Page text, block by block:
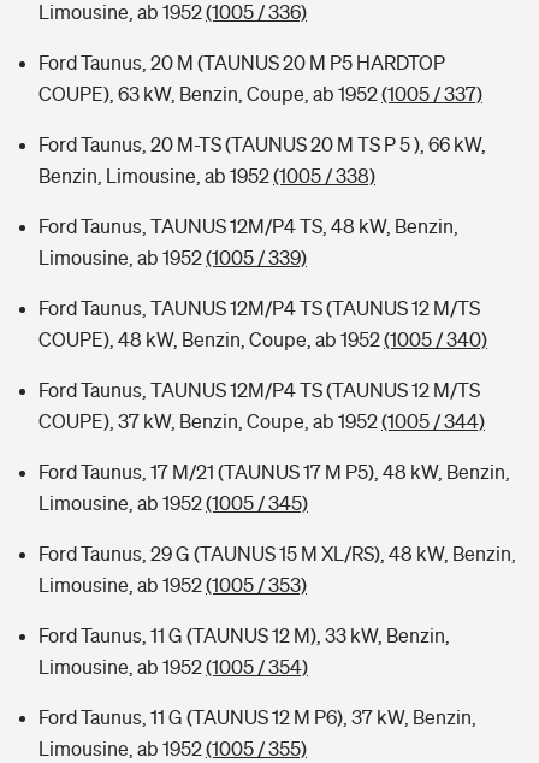
Limousine, ab 1952(1005 / 336)
Ford Taunus, 20 M (TAUNUS 20 M P5 HARDTOP
COUPE), 63 kW, Benzin, Coupe, ab 1952(1005 / 337)
Ford Taunus, 20 M-TS (TAUNUS 20 M TS P 5 ), 66 kW,
Benzin, Limousine, ab 1952(1005 / 338)
Ford Taunus, TAUNUS 12M/P4 TS, 48 kW, Benzin,
Limousine, ab 1952(1005 / 339)
Ford Taunus, TAUNUS 12M/P4 TS (TAUNUS 12 M/TS
COUPE), 48 kW, Benzin, Coupe, ab 1952(1005 / 340)
Ford Taunus, TAUNUS 12M/P4 TS (TAUNUS 12 M/TS
COUPE), 37 kW, Benzin, Coupe, ab 1952(1005 / 344)
Ford Taunus, 17 M/21 (TAUNUS 17 M P5), 48 kW, Benzin,
Limousine, ab 1952(1005 / 345)
Ford Taunus, 29 G (TAUNUS 15 M XL/RS), 48 kW, Benzin,
Limousine, ab 1952(1005 / 353)
Ford Taunus, 11 G (TAUNUS 12 M), 33 kW, Benzin,
Limousine, ab 1952(1005 / 354)
Ford Taunus, 11 G (TAUNUS 12 M P6), 37 kW, Benzin,
Limousine, ab 1952(1005 / 355)